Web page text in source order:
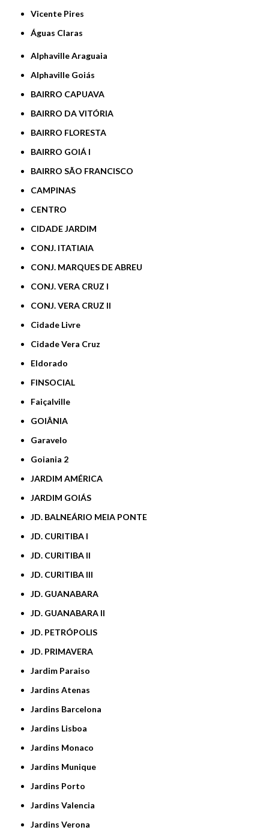
Vicente Pires
Águas Claras
Alphaville Araguaia
Alphaville Goiás
BAIRRO CAPUAVA
BAIRRO DA VITÓRIA
BAIRRO FLORESTA
BAIRRO GOIÁ I
BAIRRO SÃO FRANCISCO
CAMPINAS
CENTRO
CIDADE JARDIM
CONJ. ITATIAIA
CONJ. MARQUES DE ABREU
CONJ. VERA CRUZ I
CONJ. VERA CRUZ II
Cidade Livre
Cidade Vera Cruz
Eldorado
FINSOCIAL
Faiçalville
GOIÂNIA
Garavelo
Goiania 2
JARDIM AMÉRICA
JARDIM GOIÁS
JD. BALNEÁRIO MEIA PONTE
JD. CURITIBA I
JD. CURITIBA II
JD. CURITIBA III
JD. GUANABARA
JD. GUANABARA II
JD. PETRÓPOLIS
JD. PRIMAVERA
Jardim Paraiso
Jardins Atenas
Jardins Barcelona
Jardins Lisboa
Jardins Monaco
Jardins Munique
Jardins Porto
Jardins Valencia
Jardins Verona